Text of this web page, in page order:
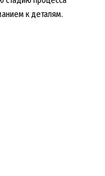
к деталям.